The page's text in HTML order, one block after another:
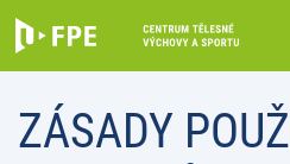
ZÁSADY